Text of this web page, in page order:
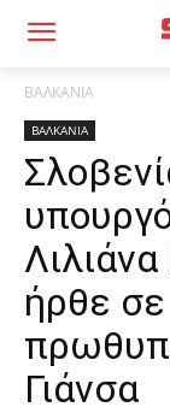
ΒΑΛΚΑΝΙΑ
ΒΑΛΚΑΝΙΑ
ήρθε
Γιάνσα